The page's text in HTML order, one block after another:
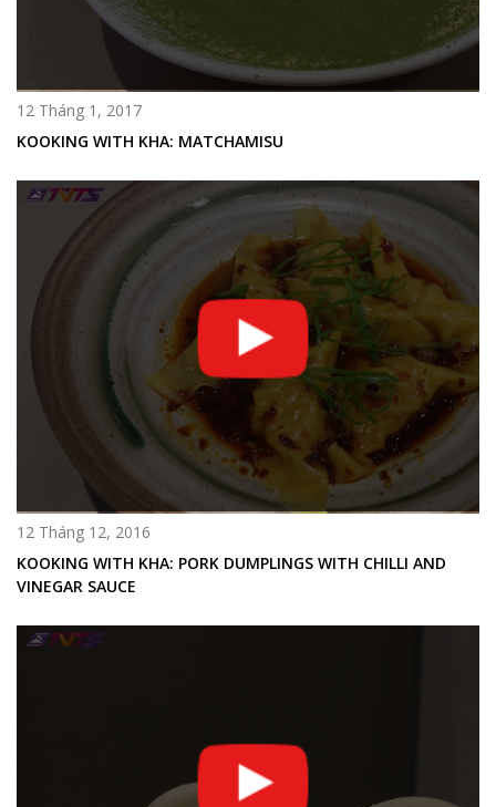
12 Tháng 1, 2017
KOOKING WITH KHA: MATCHAMISU
12 Tháng 12, 2016
KOOKING WITH KHA: PORK DUMPLINGS WITH CHILLI AND
VINEGAR SAUCE